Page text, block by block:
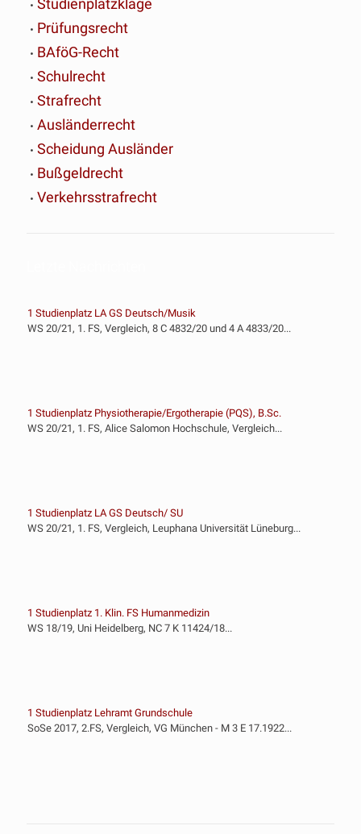
Prüfungsrecht
BAföG-Recht
Schulrecht
Strafrecht
Ausländerrecht
Scheidung Ausländer
Bußgeldrecht
Verkehrsstrafrecht
WS 20/21, 1. FS, Vergleich, 8 C 4832/20 und 4 A 4833/20...
WS 20/21, 1. FS, Alice Salomon Hochschule, Vergleich...
WS 20/21, 1. FS, Vergleich, Leuphana Universität Lüneburg...
WS 18/19, Uni Heidelberg, NC 7 K 11424/18...
SoSe 2017, 2.FS, Vergleich, VG München - M 3 E 17.1922...